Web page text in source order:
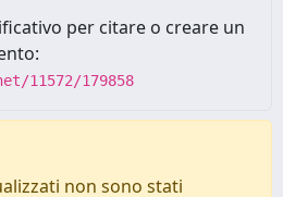
per citare o creare un
11572/179858
non sono stati